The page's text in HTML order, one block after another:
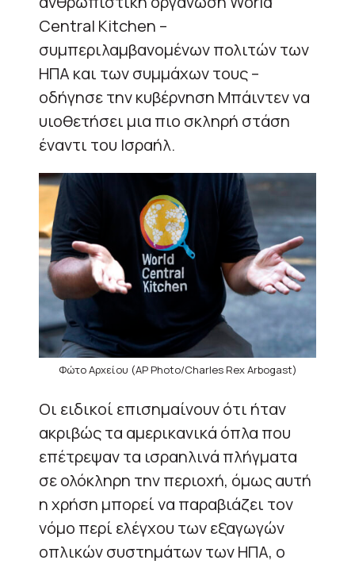
Central Kitchen –
συμπεριλαμβανομένων πολιτών των
ΗΠΑ και των συμμάχων τους –
οδήγησε την κυβέρνηση Μπάιντεν να
υιοθετήσει μια πιο σκληρή στάση
έναντι του Ισραήλ.
Φώτο Αρχείου (AP Photo/Charles Rex Arbogast)
Οι ειδικοί επισημαίνουν ότι ήταν
ακριβώς τα αμερικανικά όπλα που
επέτρεψαν τα ισραηλινά πλήγματα
σε ολόκληρη την περιοχή, όμως αυτή
η χρήση μπορεί να παραβιάζει τον
νόμο περί ελέγχου των εξαγωγών
οπλικών συστημάτων των ΗΠΑ, ο